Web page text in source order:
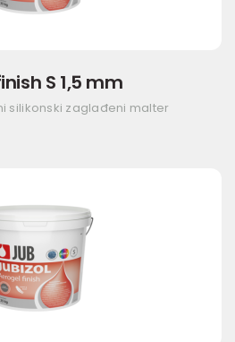
S 1,5 mm
silikonski zaglađeni malter